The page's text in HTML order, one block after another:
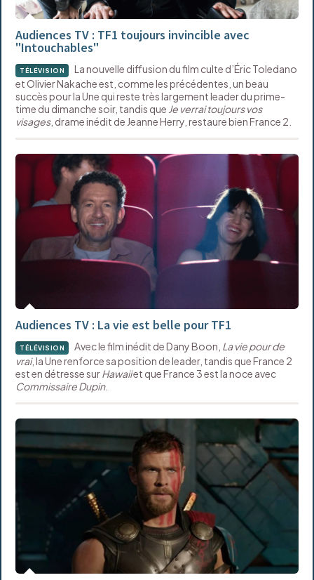
Audiences TV : TF1 toujours invincible avec
"Intouchables"
TÉLÉVISION
La nouvelle diffusion du film culte d’Éric Toledano
et Olivier Nakache est, comme les précédentes, un beau
succès pour la Une qui reste très largement leader du prime-
time du dimanche soir, tandis que Je verrai toujours vos
visages, drame inédit de Jeanne Herry, restaure bien France 2.
Audiences TV : La vie est belle pour TF1
TÉLÉVISION Avec le film inédit de Dany Boon, La vie pour de
vrai, la Une renforce sa position de leader, tandis que France 2
est en détresse surHawaiiet que France 3 est la noce avec
Commissaire Dupin.